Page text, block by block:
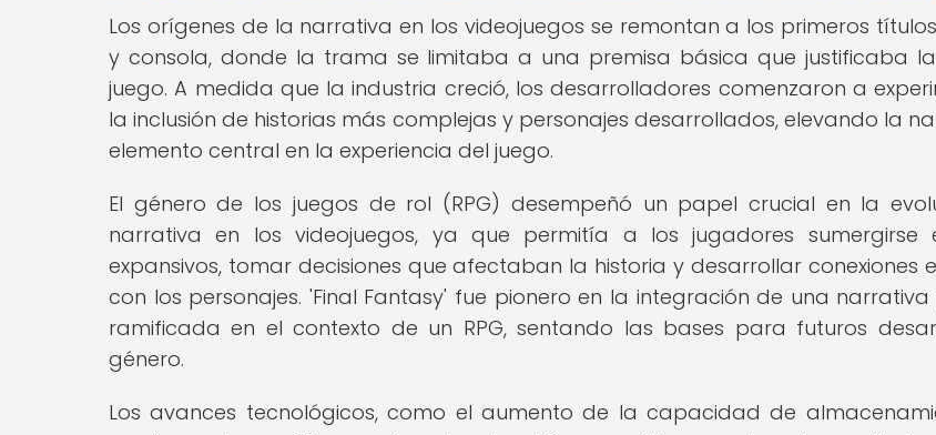
Los orígenes de la narrativa en los videojuegos se remontan a los primeros
y consola, donde la trama se limitaba a una premisa básica que justificaba
juego. A medida que la industria creció, los desarrolladores comenzaron a
la inclusión de historias más complejas y personajes desarrollados, elevando la
elemento central en la experiencia del juego.
El género de los juegos de rol (RPG) desempeñó un papel crucial en la
narrativa en los videojuegos, ya que permitía a los jugadores sumergirse
expansivos, tomar decisiones que afectaban la historia y desarrollar conexiones
con los personajes. 'Final Fantasy' fue pionero en la integración de una
ramificada en el contexto de un RPG, sentando las bases para futuros
género.
Los avances tecnológicos, como el aumento de la capacidad de